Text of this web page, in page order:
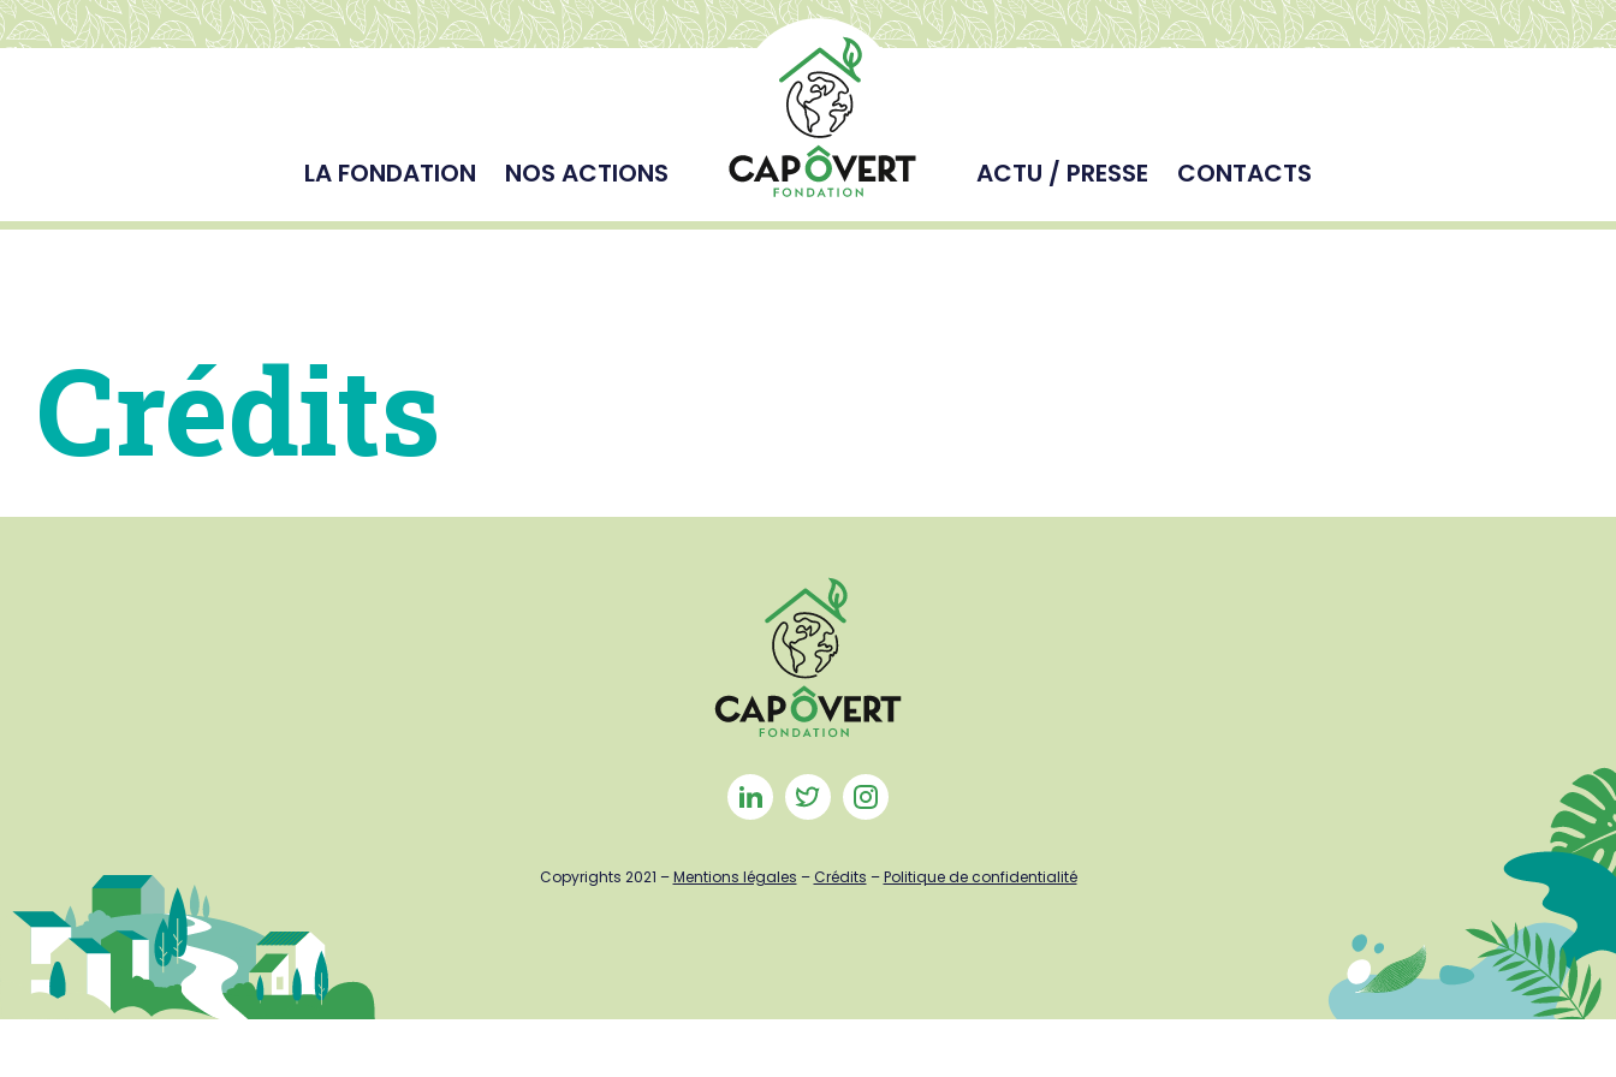
LA FONDATION NOS ACTIONS ACTU / PRESSE CONTACTS
Crédits
Copyrights 2021 –Mentions légales – Crédits –Politique de confidentialité